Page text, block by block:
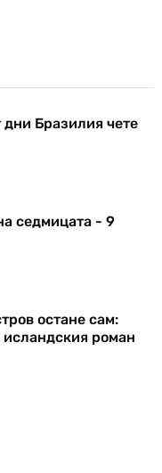
Бразилия чете
седмицата - 9
остане сам:
исландския роман